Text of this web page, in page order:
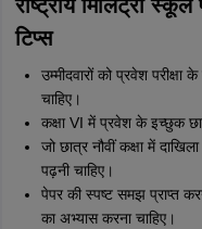
राष्ट्रीय मिलिट्री
टिप्स
उम्मीदवारों को प्रवेश
चाहिए।
कक्षा VI में प्रवेश के इच्छुक
जो छात्र नौवीं कक्षा में
पढ़नी चाहिए।
पेपर की स्पष्ट समझ प्राप्त
का अभ्यास करना चाहिए।